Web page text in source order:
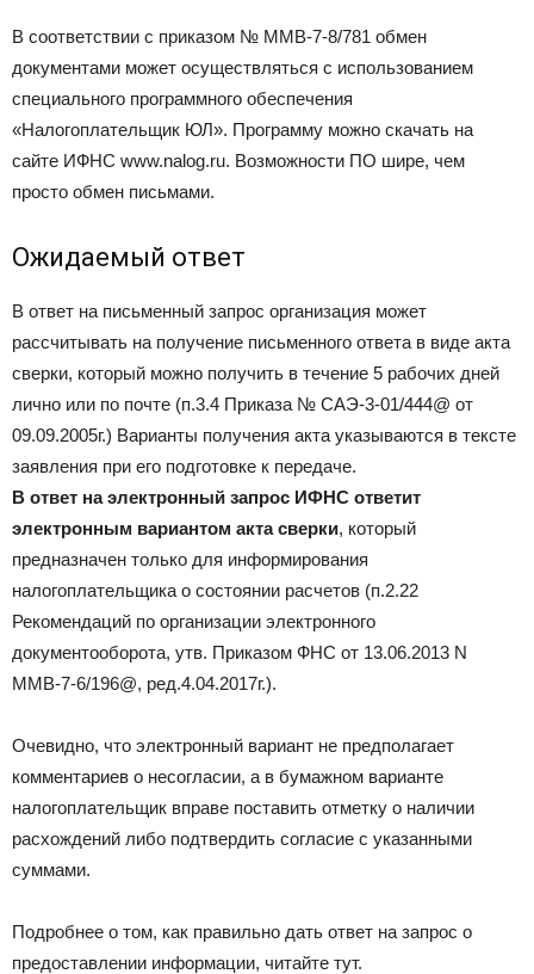
В соответствии с приказом № ММВ-7-8/781 обмен
документами может осуществляться с использованием
специального программного обеспечения
«Налогоплательщик ЮЛ». Программу можно скачать на
сайте ИФНС www.nalog.ru. Возможности ПО шире, чем
просто обмен письмами.
Ожидаемый ответ
В ответ на письменный запрос организация может
рассчитывать на получение письменного ответа в виде акта
сверки, который можно получить в течение 5 рабочих дней
лично или по почте (п.3.4 Приказа № САЭ-3-01/444@ от
09.09.2005г.) Варианты получения акта указываются в тексте
заявления при его подготовке к передаче.
В ответ на электронный запрос ИФНС ответит
электронным вариантом акта сверки, который
предназначен только для информирования
налогоплательщика о состоянии расчетов (п.2.22
Рекомендаций по организации электронного
документооборота, утв. Приказом ФНС от 13.06.2013 N
ММВ-7-6/196@, ред.4.04.2017г.).
Очевидно, что электронный вариант не предполагает
комментариев о несогласии, а в бумажном варианте
налогоплательщик вправе поставить отметку о наличии
расхождений либо подтвердить согласие с указанными
суммами.
Подробнее о том, как правильно дать ответ на запрос о
предоставлении информации, читайте тут.